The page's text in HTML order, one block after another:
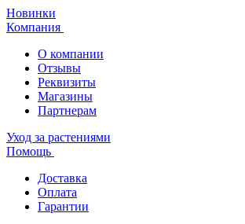
Новинки
Компания
О компании
Отзывы
Реквизиты
Магазины
Партнерам
Уход за растениями
Помощь
Доставка
Оплата
Гарантии